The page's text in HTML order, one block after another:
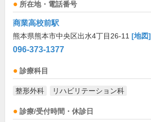
所在地・電話番号
商業高校前駅
熊本県熊本市中央区出水4丁目26-11 [地図]
096-373-1377
診療科目
整形外科 リハビリテーション科
診療/受付時間・休診日